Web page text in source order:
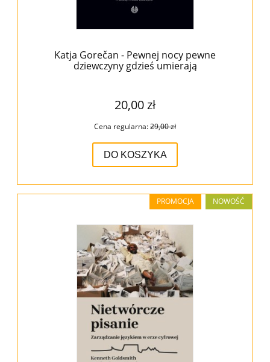
Katja Gorečan - Pewnej nocy pewne
dziewczyny gdzieś umierają
20,00 zł
Cena regularna:29,00 zł
DO KOSZYKA
PROMOCJA NOWOŚĆ